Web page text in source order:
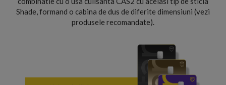
Shade, formand o cabina de dus de diferite dimensiuni (vezi
produsele recomandate).